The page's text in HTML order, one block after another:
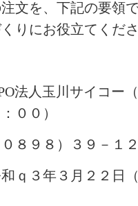
文を、下記の要領
りにお役立てくだ
法人玉川サイコー
００）
８）３９－１２
年３月２２日（